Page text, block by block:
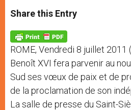
t
s
p
p
s
e
g
e
r
e
b
o
k
Share this Entry
ROME, Vendredi 8 juillet 2011 (
Benoît XVI fera parvenir au
Sud ses vœux de paix et de
de la proclamation de son
La salle de presse du Saint-